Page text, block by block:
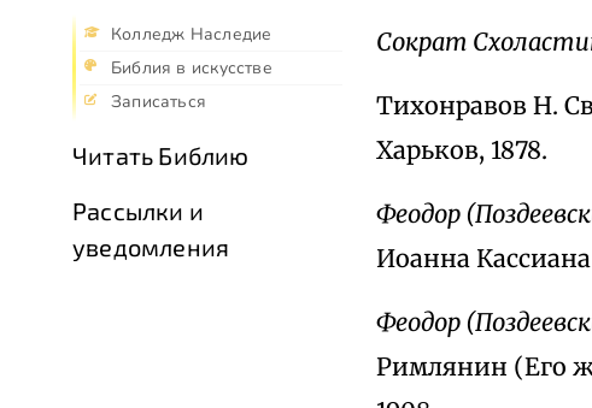
Колледж Наследие
Библия в искусстве
Записаться
Читать Библию
Рассылки и
уведомления
Сократ
Тихонравов Н.
Харьков, 1878.
Феодор
Иоанна
Феодор
Римлянин (Его